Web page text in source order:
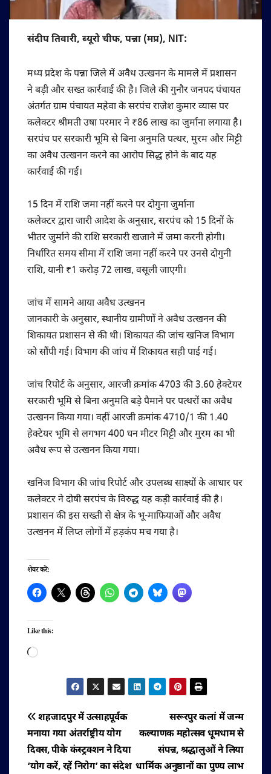
संदीप तिवारी, ब्यूरो चीफ, पन्ना (मप्र), NIT:
मध्य प्रदेश के पन्ना जिले में अवैध उत्खनन के मामले में प्रशासन
ने बड़ी और सख्त कार्रवाई की है। जिले की गुनौर जनपद पंचायत
अंतर्गत ग्राम पंचायत महेवा के सरपंच राजेश कुमार व्यास पर
कलेक्टर श्रीमती उषा परमार ने ₹86 लाख का जुर्माना लगाया है।
सरपंच पर सरकारी भूमि से बिना अनुमति पत्थर, मुरम और मिट्टी
का अवैध उत्खनन करने का आरोप सिद्ध होने के बाद यह
कार्रवाई की गई।
15 दिन में राशि जमा नहीं करने पर दोगुना जुर्माना
कलेक्टर द्वारा जारी आदेश के अनुसार, सरपंच को 15 दिनों के
भीतर जुर्माने की राशि सरकारी खजाने में जमा करनी होगी।
निर्धारित समय सीमा में राशि जमा नहीं करने पर उनसे दोगुनी
राशि, यानी ₹1 करोड़ 72 लाख, वसूली जाएगी।
जांच में सामने आया अवैध उत्खनन
जानकारी के अनुसार, स्थानीय ग्रामीणों ने अवैध उत्खनन की
शिकायत प्रशासन से की थी। शिकायत की जांच खनिज विभाग
को सौंपी गई। विभाग की जांच में शिकायत सही पाई गई।
जांच रिपोर्ट के अनुसार, आरजी क्रमांक 4703 की 3.60 हेक्टेयर
सरकारी भूमि से बिना अनुमति बड़े पैमाने पर पत्थरों का अवैध
उत्खनन किया गया। वहीं आरजी क्रमांक 4710/1 की 1.40
हेक्टेयर भूमि से लगभग 400 घन मीटर मिट्टी और मुरम का भी
अवैध रूप से उत्खनन किया गया।
खनिज विभाग की जांच रिपोर्ट और उपलब्ध साक्ष्यों के आधार पर
कलेक्टर ने दोषी सरपंच के विरुद्ध यह कड़ी कार्रवाई की है।
प्रशासन की इस सख्ती से क्षेत्र के भू-माफियाओं और अवैध
उत्खनन में लिप्त लोगों में हड़कंप मच गया है।
शेयर करें:
Like this:
Loading…
पोस्ट
नेविगेशन
सरूरपुर कलां में जन्म
कल्याणक महोत्सव धूमधाम से
संपन्न, श्रद्धालुओं ने लिया
धार्मिक अनुष्ठानों का पुण्य लाभ
शहजादपुर में उत्साहपूर्वक
मनाया गया अंतर्राष्ट्रीय योग
दिवस, पीके कंस्ट्रक्शन ने दिया
‘योग करें, रहें निरोग’ का संदेश